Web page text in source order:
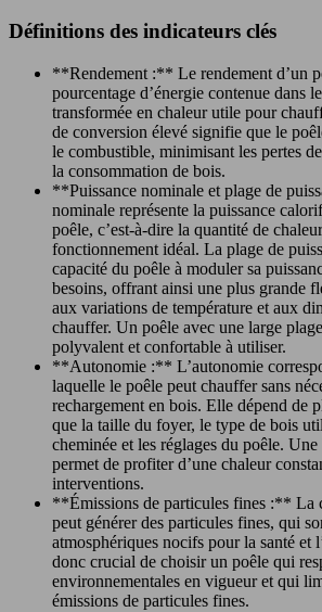
Définitions des indicateurs clés
**Rendement :** Le rendement d’un
pourcentage d’énergie contenue dans
transformée en chaleur utile pour
de conversion élevé signifie que le
le combustible, minimisant les pertes
la consommation de bois.
**Puissance nominale et plage de
nominale représente la puissance
poêle, c’est-à-dire la quantité de
fonctionnement idéal. La plage de
capacité du poêle à moduler sa
besoins, offrant ainsi une plus grande
aux variations de température et aux
chauffer. Un poêle avec une large
polyvalent et confortable à utiliser.
**Autonomie :** L’autonomie
laquelle le poêle peut chauffer sans
rechargement en bois. Elle dépend de
que la taille du foyer, le type de bois
cheminée et les réglages du poêle.
permet de profiter d’une chaleur
interventions.
**Émissions de particules fines :** La
peut générer des particules fines, qui
atmosphériques nocifs pour la santé et
donc crucial de choisir un poêle qui
environnementales en vigueur et qui
émissions de particules fines.